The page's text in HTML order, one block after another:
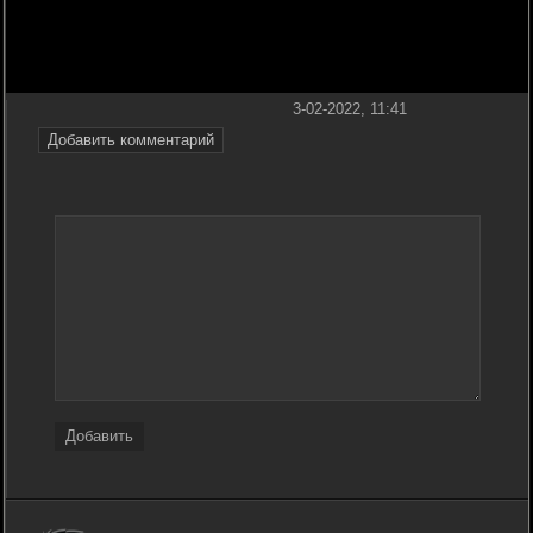
Добавить комментарий
3-02-2022, 11:41
Добавить